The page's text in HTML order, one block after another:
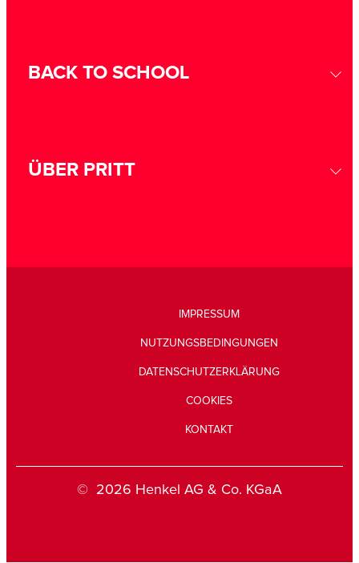
BACK TO SCHOOL
ÜBER PRITT
IMPRESSUM
NUTZUNGSBEDINGUNGEN
DATENSCHUTZERKLÄRUNG
COOKIES
KONTAKT
© 2026 Henkel AG & Co. KGaA